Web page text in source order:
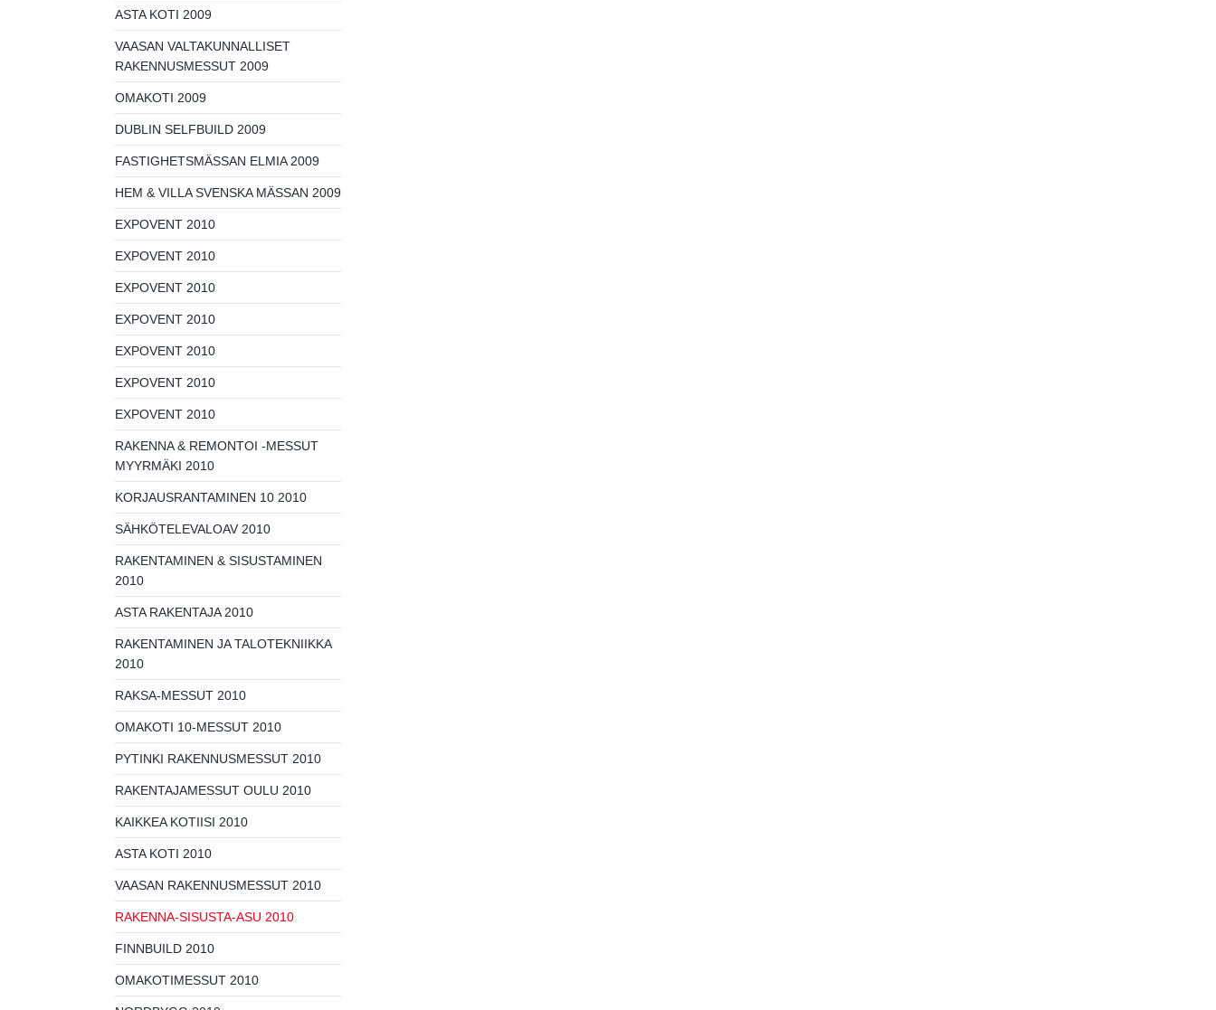
ASTA KOTI 2009
VAASAN VALTAKUNNALLISET
RAKENNUSMESSUT 2009
OMAKOTI 2009
DUBLIN SELFBUILD 2009
FASTIGHETSMÄSSAN ELMIA 2009
HEM & VILLA SVENSKA MÄSSAN 2009
EXPOVENT 2010
EXPOVENT 2010
EXPOVENT 2010
EXPOVENT 2010
EXPOVENT 2010
EXPOVENT 2010
EXPOVENT 2010
RAKENNA & REMONTOI -MESSUT
MYYRMÄKI 2010
KORJAUSRANTAMINEN 10 2010
SÄHKÖTELEVALOAV 2010
RAKENTAMINEN & SISUSTAMINEN
2010
ASTA RAKENTAJA 2010
RAKENTAMINEN JA TALOTEKNIIKKA
2010
RAKSA-MESSUT 2010
OMAKOTI 10-MESSUT 2010
PYTINKI RAKENNUSMESSUT 2010
RAKENTAJAMESSUT OULU 2010
KAIKKEA KOTIISI 2010
ASTA KOTI 2010
VAASAN RAKENNUSMESSUT 2010
RAKENNA-SISUSTA-ASU 2010
FINNBUILD 2010
OMAKOTIMESSUT 2010